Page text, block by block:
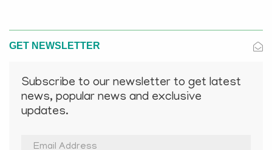
GET NEWSLETTER
Subscribe to our newsletter to get latest
news, popular news and exclusive
updates.